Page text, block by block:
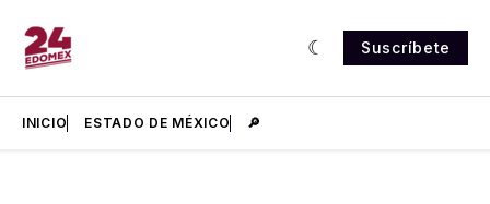
Suscríbete
INICIO ESTADO DE MÉXICO 🔎